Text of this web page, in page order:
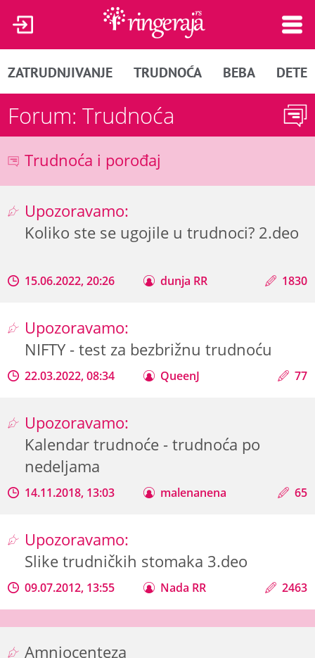
ZATRUDNJIVANJE TRUDNOĆA BEBA DETE
Forum: Trudnoća
Trudnoća i porođaj
Upozoravamo:
Koliko ste se ugojile u trudnoci? 2.deo
15.06.2022, 20:26 dunja RR 1830
Upozoravamo:
NIFTY - test za bezbrižnu trudnoću
22.03.2022, 08:34 QueenJ 77
Upozoravamo:
Kalendar trudnoće - trudnoća po
nedeljama
14.11.2018, 13:03 malenanena 65
Upozoravamo:
Slike trudničkih stomaka 3.deo
09.07.2012, 13:55 Nada RR 2463
Amniocenteza